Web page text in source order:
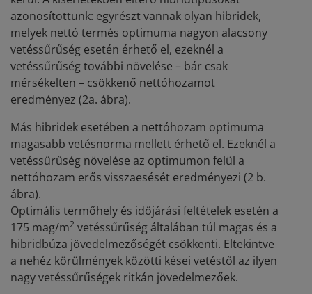
azonosítottunk: egyrészt vannak olyan hibridek,
melyek nettó termés optimuma nagyon alacsony
vetéssűrűség esetén érhető el, ezeknél a
vetéssűrűség további növelése – bár csak
mérsékelten – csökkenő nettóhozamot
eredményez (2a. ábra).
Más hibridek esetében a nettóhozam optimuma
magasabb vetésnorma mellett érhető el. Ezeknél a
vetéssűrűség növelése az optimumon felül a
nettóhozam erős visszaesését eredményezi (2 b.
ábra).
Optimális termőhely és időjárási feltételek esetén a
175 mag/m2 vetéssűrűség általában túl magas és a
hibridbúza jövedelmezőségét csökkenti. Eltekintve
a nehéz körülmények közötti kései vetéstől az ilyen
nagy vetéssűrűségek ritkán jövedelmezőek.